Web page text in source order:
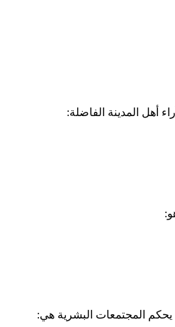
أهل المدينة الفاضلة:
يحكم المجتمعات البشرية هي: